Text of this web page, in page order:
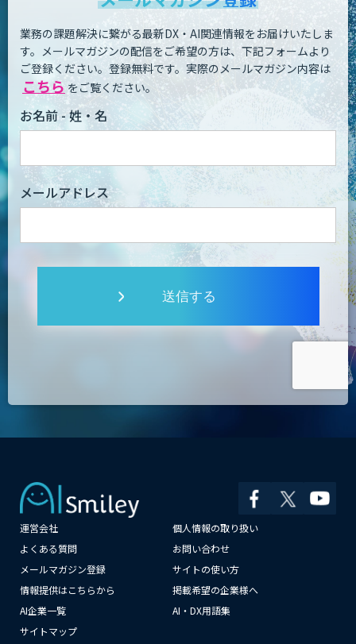
業務の課題解決に繋がる最新DX・AI関連情報をお届けいたしま
す。 メールマガジンの配信をご希望の方は、下記フォームより
ご登録ください。登録無料です。 実際のメールマガジン内容は
こちら をご覧ください。
お名前 - 姓・名
メールアドレス
送信する
運営会社
個人情報の取り扱い
よくある質問
お問い合わせ
メールマガジン登録
サイトの使い方
情報提供はこちらから
掲載希望の企業様へ
AI企業一覧
AI・DX用語集
サイトマップ